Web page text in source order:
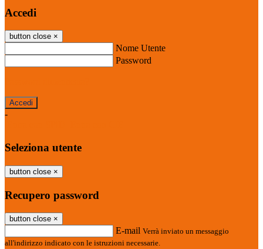
Accedi
button close ×
Nome Utente
Password
-
Seleziona utente
button close ×
Recupero password
button close ×
E-mail Verrà inviato un messaggio
all'indirizzo indicato con le istruzioni necessarie.